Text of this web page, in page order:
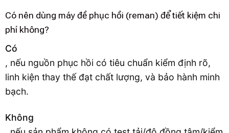
Có nên dùng máy đề phục hồi (reman) để tiết kiệm chi
phí không?
Có
, nếu nguồn phục hồi có tiêu chuẩn kiểm định rõ,
linh kiện thay thế đạt chất lượng, và bảo hành minh
bạch.
Không